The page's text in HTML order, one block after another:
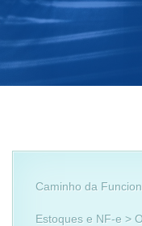
Caminho da
Estoques e NF-e >